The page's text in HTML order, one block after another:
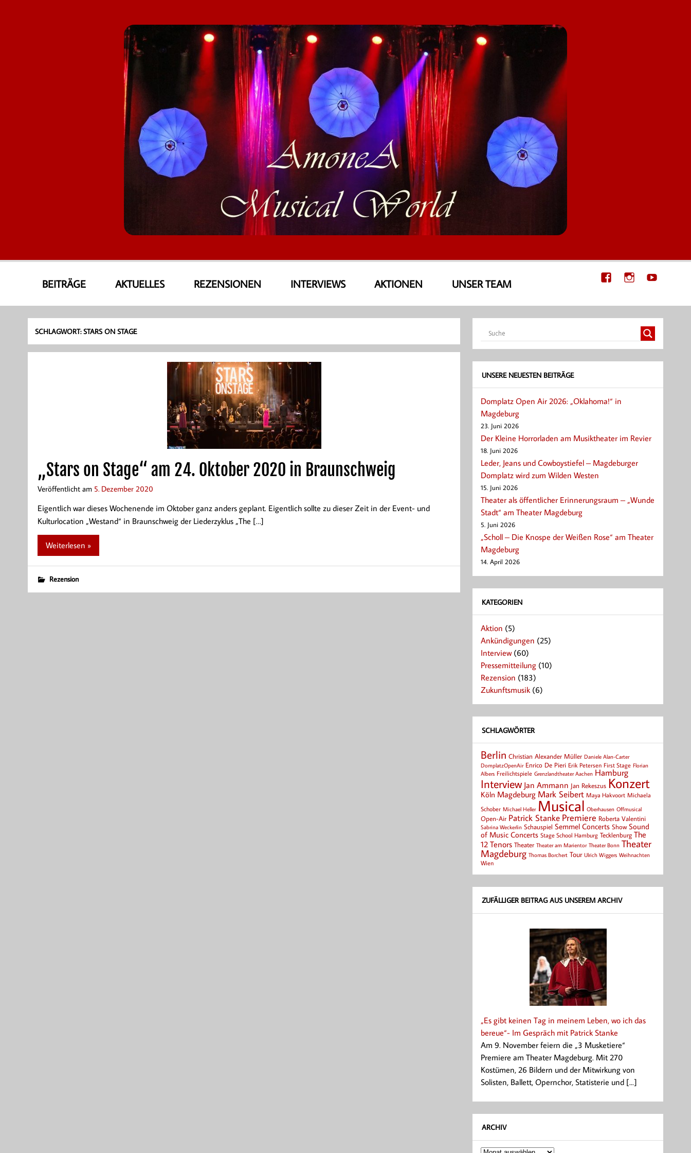
BEITRÄGE AKTUELLES REZENSIONEN INTERVIEWS AKTIONEN UNSER TEAM
SCHLAGWORT:STARS ON STAGE
„Stars on Stage“ am 24. Oktober 2020 in Braunschweig
Veröffentlicht am 5. Dezember 2020
Eigentlich war dieses Wochenende im Oktober ganz anders geplant. Eigentlich sollte zu dieser Zeit in der Event- und
Kulturlocation „Westand“ in Braunschweig der Liederzyklus „The […]
Weiterlesen »
Rezension
UNSERE NEUESTEN BEITRÄGE
Domplatz Open Air 2026: „Oklahoma!“ in
Magdeburg
23. Juni 2026
Der Kleine Horrorladen am Musiktheater im Revier
18. Juni 2026
Leder, Jeans und Cowboystiefel – Magdeburger
Domplatz wird zum Wilden Westen
15. Juni 2026
Theater als öffentlicher Erinnerungsraum – „Wunde
Stadt“ am Theater Magdeburg
5. Juni 2026
„Scholl – Die Knospe der Weißen Rose“ am Theater
Magdeburg
14. April 2026
KATEGORIEN
Aktion (5)
Ankündigungen (25)
Interview(60)
Pressemitteilung (10)
Rezension (183)
Zukunftsmusik (6)
SCHLAGWÖRTER
Berlin Christian Alexander Müller Daniele Alan-Carter
DomplatzOpenAir Enrico De Pieri Erik Petersen First Stage Florian
Albers Freilichtspiele Grenzlandtheater Aachen Hamburg
Interview Jan Ammann Jan Rekeszus Konzert
Köln Magdeburg Mark Seibert Maya Hakvoort Michaela
Schober Michael Heller Musical Oberhausen Offmusical
Open-Air Patrick Stanke Premiere Roberta Valentini
Sabrina Weckerlin Schauspiel Semmel Concerts Show Sound
of Music Concerts Stage School Hamburg Tecklenburg The
12 Tenors Theater Theater am Marientor Theater Bonn Theater
Magdeburg Thomas Borchert Tour Ulrich Wiggers Weihnachten
Wien
ZUFÄLLIGER BEITRAG AUS UNSEREM ARCHIV
„Es gibt keinen Tag in meinem Leben, wo ich das
bereue“- Im Gespräch mit Patrick Stanke
Am 9. November feiern die „3 Musketiere“
Premiere am Theater Magdeburg. Mit 270
Kostümen, 26 Bildern und der Mitwirkung von
Solisten, Ballett, Opernchor, Statisterie und [...]
ARCHIV
Archiv